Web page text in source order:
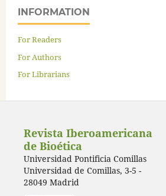
INFORMATION
For Readers
For Authors
For Librarians
Revista Iberoamericana
de Bioética
Universidad Pontificia Comillas
Universidad de Comillas, 3-5 -
28049 Madrid